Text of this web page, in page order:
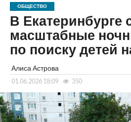
ОБЩЕСТВО
В Екатеринбурге
масштабные
по поиску детей
Алиса Астрова
01.06.2026 18:09 350